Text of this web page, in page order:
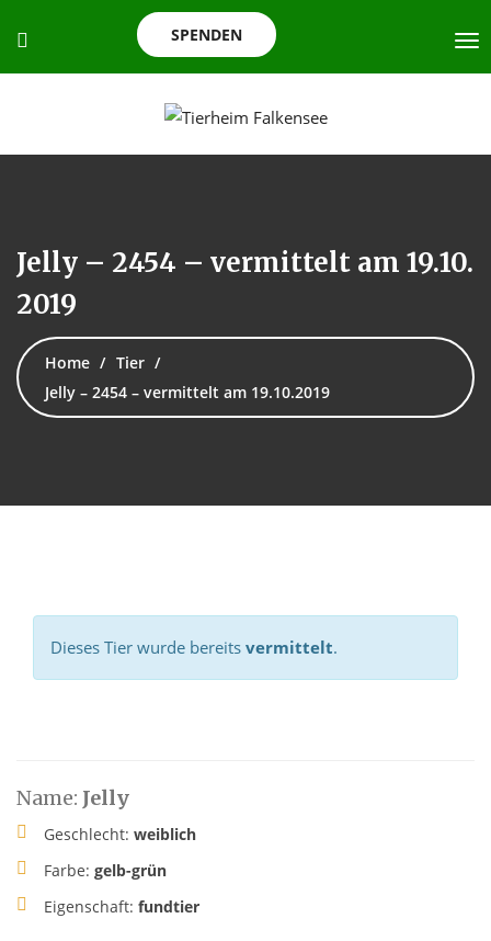
SPENDEN
Jelly – 2454 – vermittelt am 19.10.
2019
Home
Tier
Jelly – 2454 – vermittelt am 19.10.2019
Dieses Tier wurde bereits vermittelt.
Name: Jelly
Geschlecht: weiblich
Farbe: gelb-grün
Eigenschaft: fundtier